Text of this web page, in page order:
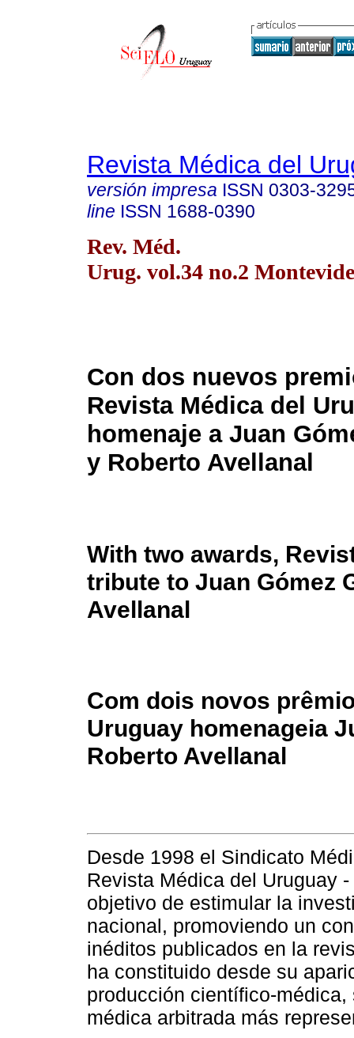
Revista Médica del
versión impresa ISSN 0303-
line ISSN 1688-0390
Rev. Méd.
Urug. vol.34 no.2
Con dos nuevos
Revista Médica del
homenaje a Juan
y Roberto Avellanal
With two awards,
tribute to Juan Gómez
Avellanal
Com dois novos
Uruguay homenageia
Roberto Avellanal
Desde 1998 el Sindicato
Revista Médica del Uruguay
objetivo de estimular la
nacional, promoviendo un
inéditos publicados en la
ha constituido desde su
producción científico-
médica arbitrada más